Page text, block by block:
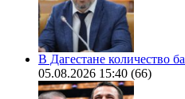
В Дагестане количество
05.08.2026 15:40 (66)